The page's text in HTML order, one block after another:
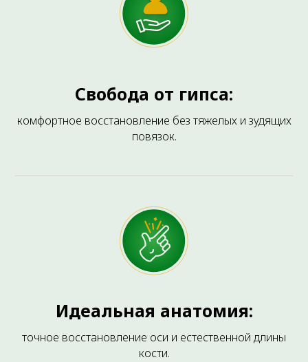
Свобода от гипса:
комфортное восстановление без тяжелых и зудящих
повязок.
Идеальная анатомия:
точное восстановление оси и естественной длины
кости.
Высокоинтенсивная лазерная
терапия, используемая для
лечения боли и воспаления.
HILT-Терапия